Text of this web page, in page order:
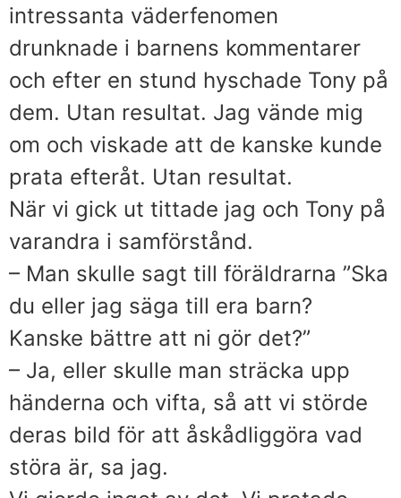
intressanta väderfenomen
drunknade i barnens kommentarer
och efter en stund hyschade Tony på
dem. Utan resultat. Jag vände mig
om och viskade att de kanske kunde
prata efteråt. Utan resultat.
När vi gick ut tittade jag och Tony på
varandra i samförstånd.
– Man skulle sagt till föräldrarna ”Ska
du eller jag säga till era barn?
Kanske bättre att ni gör det?”
– Ja, eller skulle man sträcka upp
händerna och vifta, så att vi störde
deras bild för att åskådliggöra vad
störa är, sa jag.